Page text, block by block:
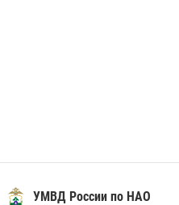
УМВД России по НАО